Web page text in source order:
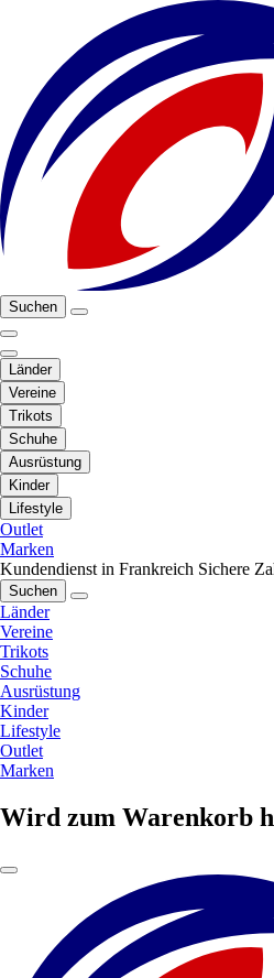
Suchen
Länder
Vereine
Trikots
Schuhe
Ausrüstung
Kinder
Lifestyle
Outlet
Marken
Kundendienst in Frankreich Sichere
Suchen
Länder
Vereine
Trikots
Schuhe
Ausrüstung
Kinder
Lifestyle
Outlet
Marken
Wird zum Warenkorb